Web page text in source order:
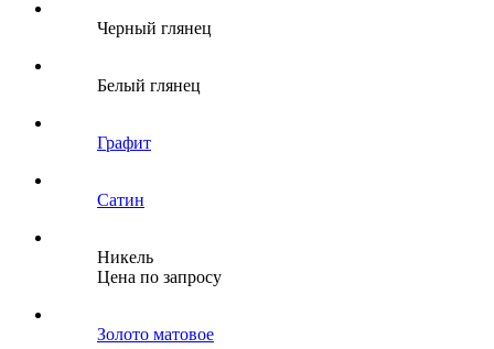
Черный глянец
Белый глянец
Графит
Сатин
Никель
Цена по запросу
Золото матовое